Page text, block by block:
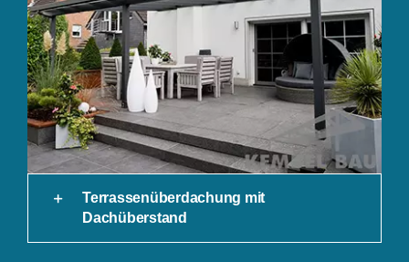
Terrassenüberdachung mit
Dachüberstand